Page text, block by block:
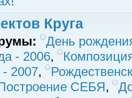
Круга
День
- 2006,
2007,
СЕБЯ,